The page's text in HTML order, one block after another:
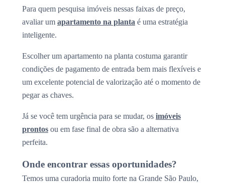
Para quem pesquisa imóveis nessas faixas de preço,
avaliar um apartamento na planta é uma estratégia
inteligente.
Escolher um apartamento na planta costuma garantir
condições de pagamento de entrada bem mais flexíveis e
um excelente potencial de valorização até o momento de
pegar as chaves.
Já se você tem urgência para se mudar, os imóveis
prontos ou em fase final de obra são a alternativa
perfeita.
Onde encontrar essas oportunidades?
Temos uma curadoria muito forte na Grande São Paulo,